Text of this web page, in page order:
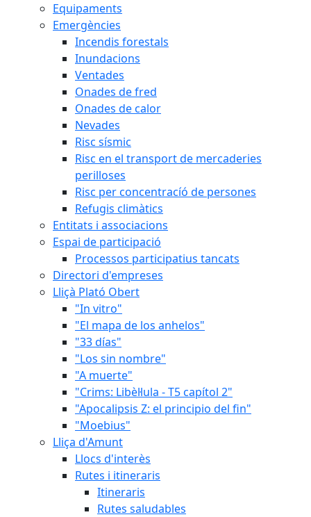
Equipaments
Emergències
Incendis forestals
Inundacions
Ventades
Onades de fred
Onades de calor
Nevades
Risc sísmic
Risc en el transport de mercaderies
perilloses
Risc per concentracíó de persones
Refugis climàtics
Entitats i associacions
Espai de participació
Processos participatius tancats
Directori d'empreses
Lliçà Plató Obert
"In vitro"
"El mapa de los anhelos"
"33 días"
"Los sin nombre"
"A muerte"
"Crims: Libèl·lula - T5 capítol 2"
"Apocalipsis Z: el principio del fin"
"Moebius"
Lliça d'Amunt
Llocs d'interès
Rutes i itineraris
Itineraris
Rutes saludables